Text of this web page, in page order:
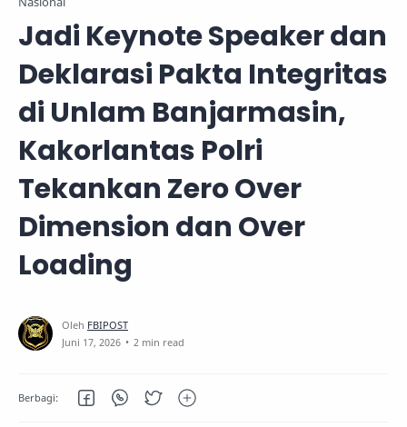
Jadi Keynote Speaker dan
Deklarasi Pakta Integritas
di Unlam Banjarmasin,
Kakorlantas Polri
Tekankan Zero Over
Dimension dan Over
Loading
2 min read